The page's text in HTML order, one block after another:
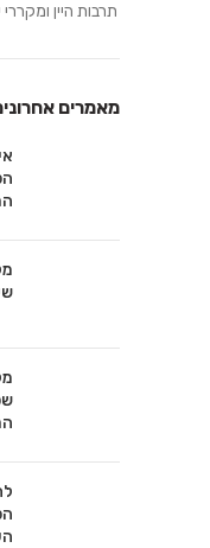
תרבות היין ומקררי
מאמרים